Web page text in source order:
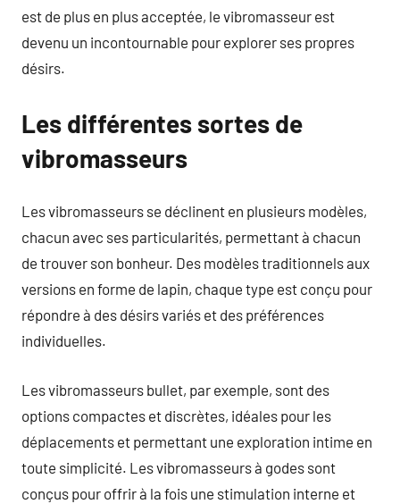
est de plus en plus acceptée, le vibromasseur est
devenu un incontournable pour explorer ses propres
désirs.
Les différentes sortes de
vibromasseurs
Les vibromasseurs se déclinent en plusieurs modèles,
chacun avec ses particularités, permettant à chacun
de trouver son bonheur. Des modèles traditionnels aux
versions en forme de lapin, chaque type est conçu pour
répondre à des désirs variés et des préférences
individuelles.
Les vibromasseurs bullet, par exemple, sont des
options compactes et discrètes, idéales pour les
déplacements et permettant une exploration intime en
toute simplicité. Les vibromasseurs à godes sont
conçus pour offrir à la fois une stimulation interne et